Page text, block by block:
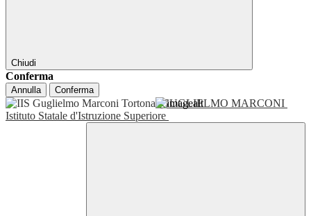
Chiudi
Conferma
Annulla Conferma
GUGLIELMO MARCONI
Istituto Statale d'Istruzione Superiore